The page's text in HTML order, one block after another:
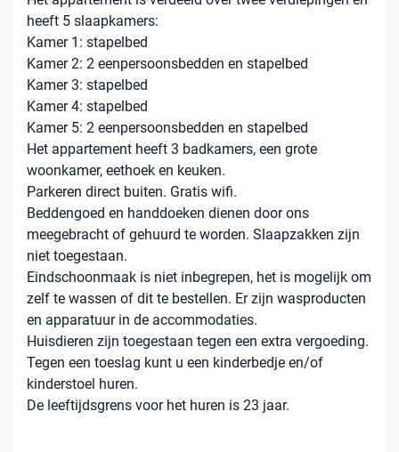
heeft 5 slaapkamers:
Kamer 1: stapelbed
Kamer 2: 2 eenpersoonsbedden en stapelbed
Kamer 3: stapelbed
Kamer 4: stapelbed
Kamer 5: 2 eenpersoonsbedden en stapelbed
Het appartement heeft 3 badkamers, een grote
woonkamer, eethoek en keuken.
Parkeren direct buiten. Gratis wifi.
Beddengoed en handdoeken dienen door ons
meegebracht of gehuurd te worden. Slaapzakken zijn
niet toegestaan.
Eindschoonmaak is niet inbegrepen, het is mogelijk om
zelf te wassen of dit te bestellen. Er zijn wasproducten
en apparatuur in de accommodaties.
Huisdieren zijn toegestaan ​​tegen een extra vergoeding.
Tegen een toeslag kunt u een kinderbedje en/of
kinderstoel huren.
De leeftijdsgrens voor het huren is 23 jaar.